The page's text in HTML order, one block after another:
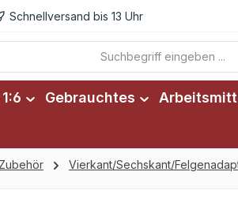
Schnellversand bis 13 Uhr
Gebrauchtes
Vierkant/Sechskant/